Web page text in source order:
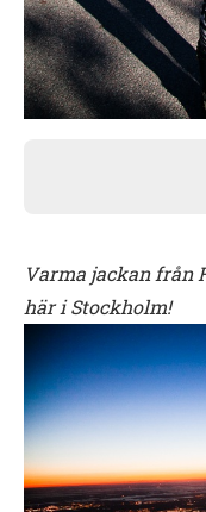
Varma jackan från
här i Stockholm!